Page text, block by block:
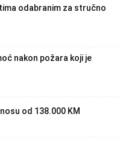
odabranim za stručno
nakon požara koji je
od 138.000 KM